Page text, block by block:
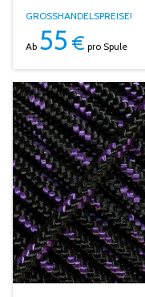
GROSSHANDELSPREISE!
Ab 55 € pro Spule